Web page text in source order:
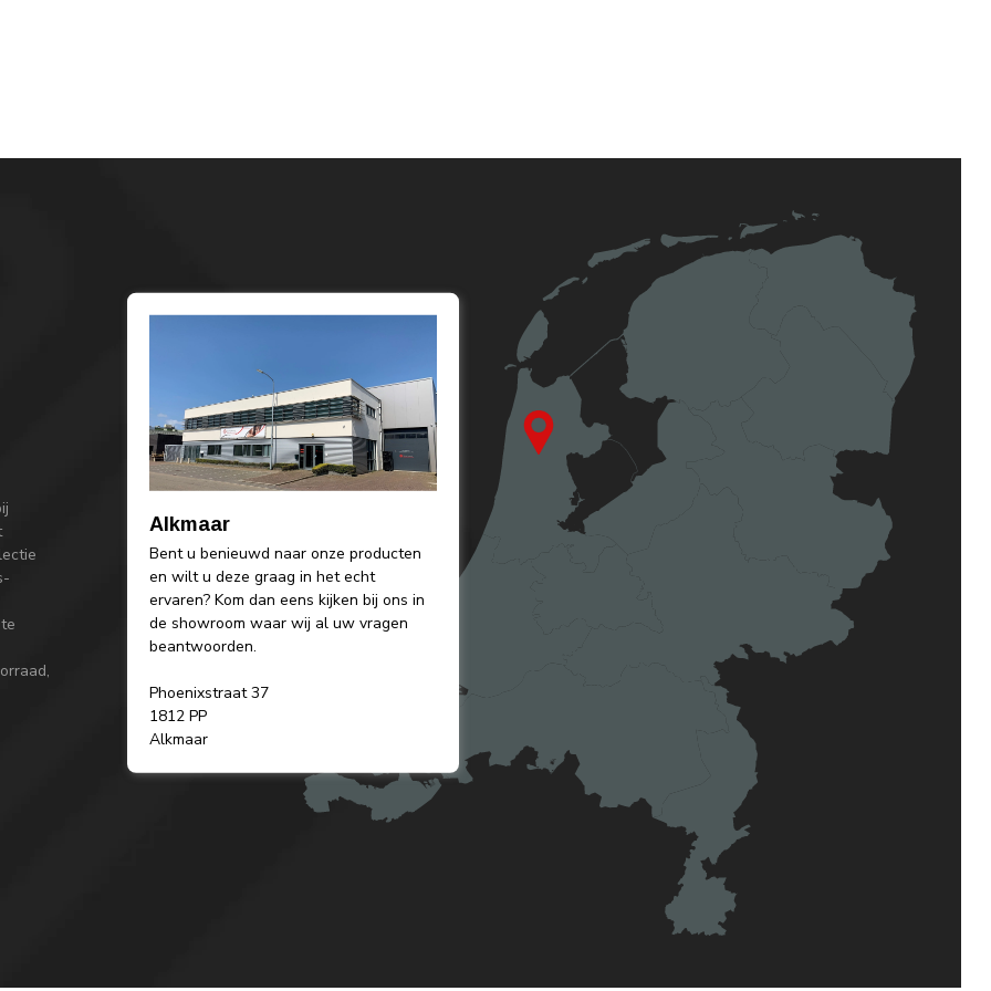
Alkmaar
Bent u benieuwd naar onze producten
en wilt u deze graag in het echt
ervaren? Kom dan eens kijken bij ons in
de showroom waar wij al uw vragen
beantwoorden.
Phoenixstraat 37
1812 PP
Alkmaar